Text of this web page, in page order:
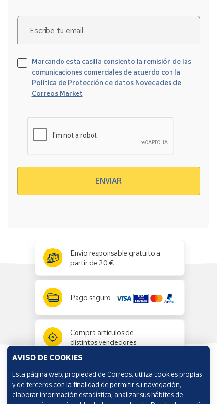
Escribe tu email
Marcando esta casilla consiento la remisión de las
comunicaciones comerciales de acuerdo con la
Política de Protección de datos Novedades de
Correos Market
ENVIAR
Envío responsable gratuito a
partir de 20 €
Pago seguro
Compra artículos de
distintos vendedores
Información y ayuda
AVISO DE COOKIES
Esta página web, propiedad de Correos, utiliza cookies propias
y de terceros con la finalidad de permitir su navegación,
elaborar información estadística, analizar sus hábitos de